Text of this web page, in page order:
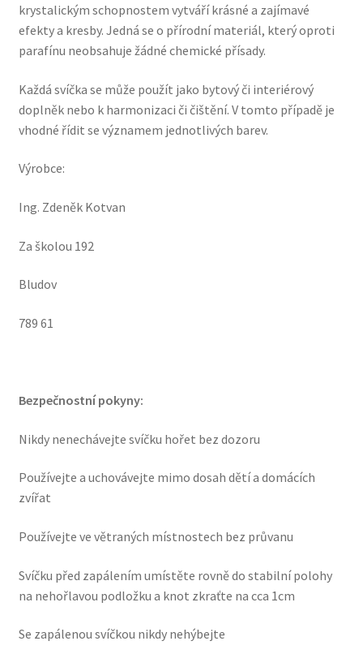
krystalickým schopnostem vytváří krásné a zajímavé
efekty a kresby. Jedná se o přírodní materiál, který oproti
parafínu neobsahuje žádné chemické přísady.
Každá svíčka se může použít jako bytový či interiérový
doplněk nebo k harmonizaci či čištění. V tomto případě je
vhodné řídit se významem jednotlivých barev.
Výrobce:
Ing. Zdeněk Kotvan
Za školou 192
Bludov
789 61
Bezpečnostní pokyny:
Nikdy nenechávejte svíčku hořet bez dozoru
Používejte a uchovávejte mimo dosah dětí a domácích
zvířat
Používejte ve větraných místnostech bez průvanu
Svíčku před zapálením umístěte rovně do stabilní polohy
na nehořlavou podložku a knot zkraťte na cca 1cm
Se zapálenou svíčkou nikdy nehýbejte